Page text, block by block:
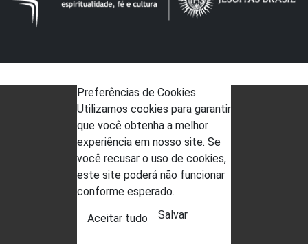
Preferências de Cookies
Utilizamos cookies para garantir
que você obtenha a melhor
experiência em nosso site. Se
você recusar o uso de cookies,
este site poderá não funcionar
conforme esperado.
Aceitar tudo Salvar